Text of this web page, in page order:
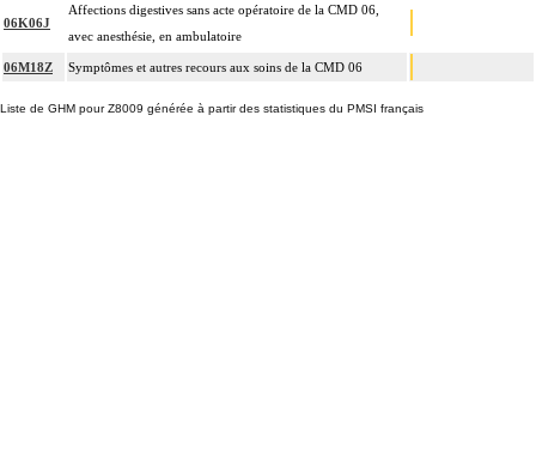
06K06J
Affections digestives sans acte opératoire de la CMD 06,
avec anesthésie, en ambulatoire
06M18Z Symptômes et autres recours aux soins de la CMD 06
Liste de GHM pour Z8009 générée à partir des statistiques du PMSI français